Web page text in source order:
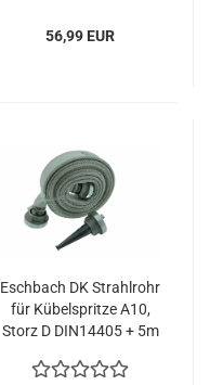
56,99 EUR
Eschbach DK Strahlrohr
für Kübelspritze A10,
Storz D DIN14405 + 5m